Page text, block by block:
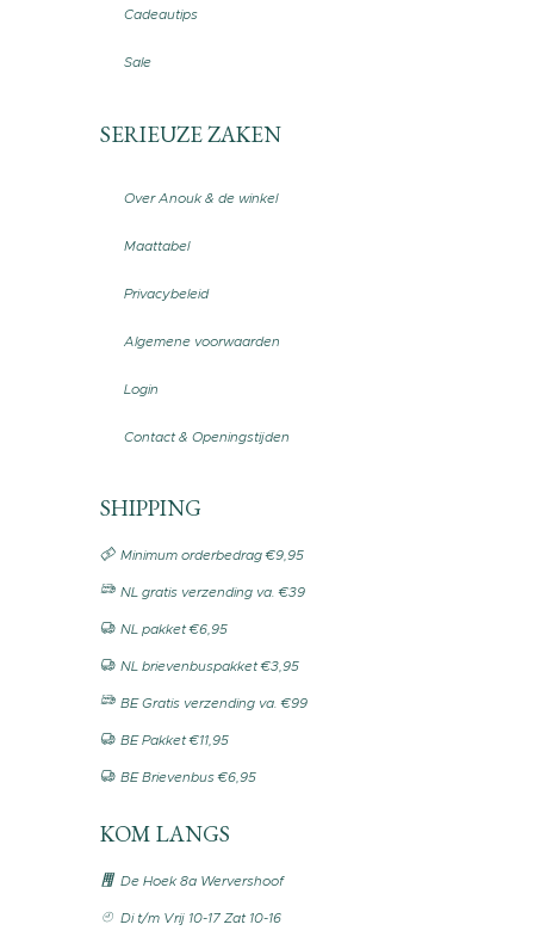
Cadeautips
Sale
SERIEUZE ZAKEN
Over Anouk & de winkel
Maattabel
Privacybeleid
Algemene voorwaarden
Login
Contact & Openingstijden
SHIPPING
Minimum orderbedrag €9,95
NL gratis verzending va. €39
NL pakket €6,95
NL brievenbuspakket €3,95
BE Gratis verzending va. €99
BE Pakket €11,95
BE Brievenbus €6,95
KOM LANGS
De Hoek 8a Wervershoof
Di t/m Vrij 10-17 Zat 10-16